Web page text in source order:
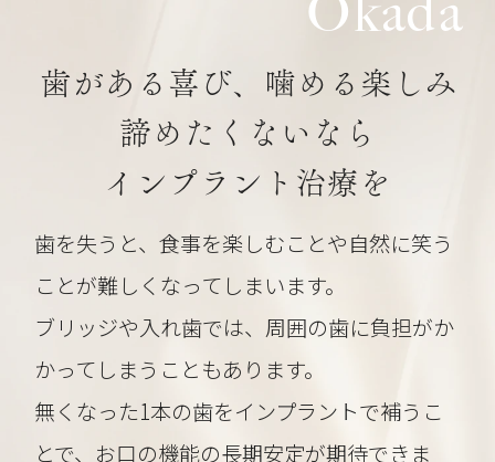
Okada
歯がある喜び、噛める楽しみ
諦めたくないなら
インプラント治療を
歯を失うと、食事を楽しむことや自然に笑う
ことが難しくなってしまいます。
ブリッジや入れ歯では、周囲の歯に負担がか
かってしまうこともあります。
無くなった1本の歯をインプラントで補うこ
とで、お口の機能の長期安定が期待できま